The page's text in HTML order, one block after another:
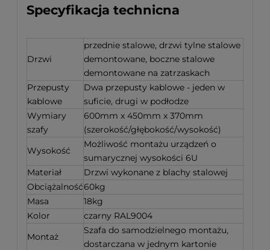
Specyfikacja technicna
Drzwi
przednie stalowe, drzwi tylne stalowe
demontowane, boczne stalowe
demontowane na zatrzaskach
Przepusty
kablowe
Dwa przepusty kablowe - jeden w
suficie, drugi w podłodze
Wymiary
szafy
600mm x 450mm x 370mm
(szerokość/głębokość/wysokość)
Wysokość
Możliwość montażu urządzeń o
sumarycznej wysokości 6U
Materiał
Drzwi wykonane z blachy stalowej
Obciążalność60kg
Masa
18kg
Kolor
czarny RAL9004
Montaż
Szafa do samodzielnego montażu,
dostarczana w jednym kartonie